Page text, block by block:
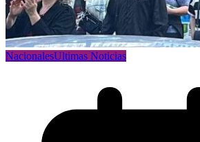
NacionalesUltimas Noticias